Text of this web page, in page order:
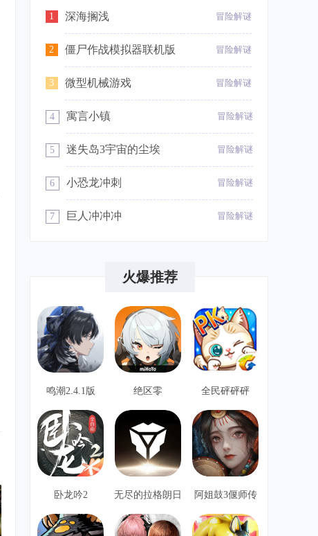
1 深海搁浅 冒险解谜
2 僵尸作战模拟器联机版 冒险解谜
3 微型机械游戏 冒险解谜
4 寓言小镇 冒险解谜
5 迷失岛3宇宙的尘埃 冒险解谜
6 小恐龙冲刺 冒险解谜
7 巨人冲冲冲 冒险解谜
找到外星人2火爆推荐
鸣潮2.4.1版 绝区零 全民砰砰砰
卧龙吟2 无尽的拉格朗日 阿姐鼓3偃师传